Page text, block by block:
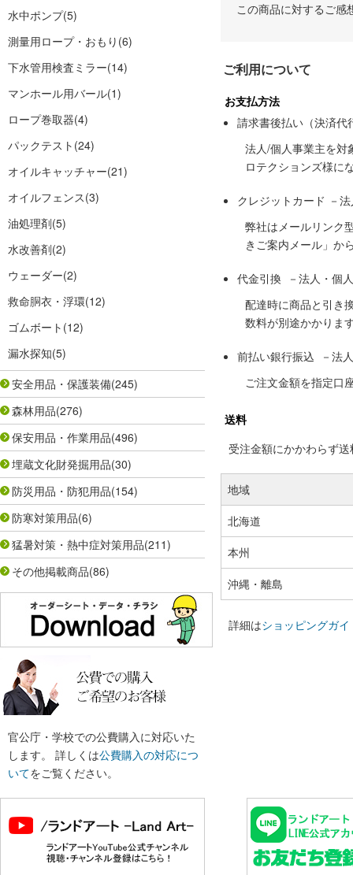
水中ポンプ(5)
測量用ロープ・おもり (6)
下水管用検査ミラー(14)
マンホール用バール(1)
ロープ巻取器(4)
パックテスト (24)
オイルキャッチャー(21)
オイルフェンス(3)
油処理剤(5)
水改善剤(2)
ウェーダー(2)
救命胴衣・浮環(12)
ゴムボート (12)
漏水探知(5)
安全用品・保護装備(245)
森林用品(276)
保安用品・作業用品(496)
埋蔵文化財発掘用品(30)
防災用品・防犯用品(154)
防寒対策用品(6)
猛暑対策・熱中症対策用品(211)
その他掲載商品(86)
官公庁・学校での公費購入に対応いた
します。 詳しくは公費購入の対応につ
いてをご覧ください。
この商品に対するご感
ご利用について
お支払方法
請求書後払い（決済代
法人/個人事業主を対
ロテクションズ様に
クレジットカード －
弊社はメールリンク
きご案内メール」か
代金引換 －法人・個
配達時に商品と引き
数料が別途かかりま
前払い銀行振込 －法
ご注文金額を指定口
送料
受注金額にかかわらず
地域
北海道
本州
沖縄・離島
詳細はショッピングガイ